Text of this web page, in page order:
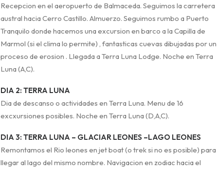
Recepcion en el aeropuerto de Balmaceda. Seguimos la carretera
austral hacia Cerro Castillo. Almuerzo. Seguimos rumbo a Puerto
Tranquilo donde hacemos una excursion en barco a la Capilla de
Marmol (si el clima lo permite) , fantasticas cuevas dibujadas por un
proceso de erosion . Llegada a Terra Luna Lodge. Noche en Terra
Luna (A,C).
DIA 2: TERRA LUNA
Dia de descanso o actividades en Terra Luna. Menu de 16
excxursiones posibles. Noche en Terra Luna (D,A,C).
DIA 3: TERRA LUNA – GLACIAR LEONES –LAGO LEONES
Remontamos el Rio leones en jet boat (o trek si no es posible) para
llegar al lago del mismo nombre. Navigacion en zodiac hacia el